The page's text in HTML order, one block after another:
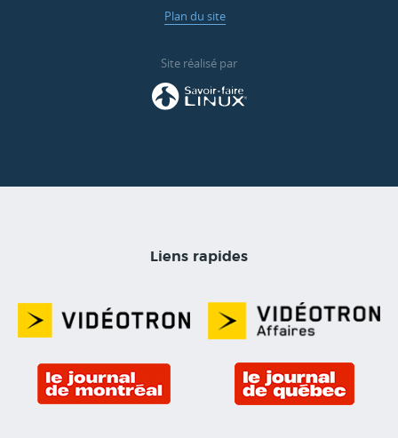
Plan du site
Site réalisé par
Liens rapides